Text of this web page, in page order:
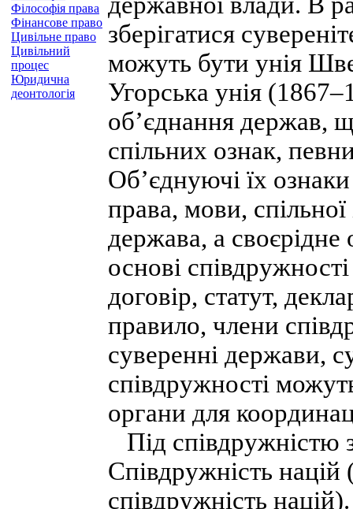
Філософія права
Фінансове право
Цивільне право
Цивільний
процес
Юридична
деонтологія
зберігатися
можуть бути унія
Угорська унія
об’єднання держав,
спільних ознак,
Об’єднуючі їх
права, мови, спільної
держава, а
основі
договір, статут,
правило, члени
суверенні держави,
співдружності
органи для
Під співдружністю
Співдружність
співдружність